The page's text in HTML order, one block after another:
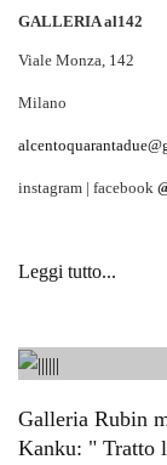
GALLERIA al142
Viale Monza, 142
Milano
instagram | facebook
Leggi tutto...
Galleria Rubin
Kanku: " Tratto